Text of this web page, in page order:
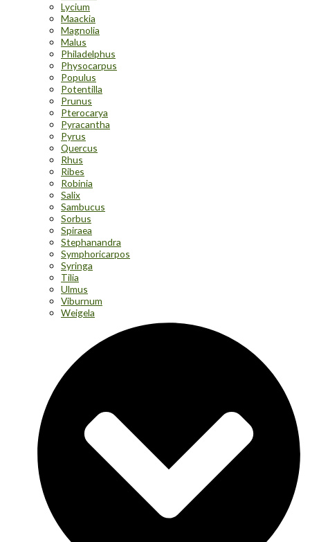
Lycium
Maackia
Magnolia
Malus
Philadelphus
Physocarpus
Populus
Potentilla
Prunus
Pterocarya
Pyracantha
Pyrus
Quercus
Rhus
Ribes
Robinia
Salix
Sambucus
Sorbus
Spiraea
Stephanandra
Symphoricarpos
Syringa
Tilia
Ulmus
Viburnum
Weigela